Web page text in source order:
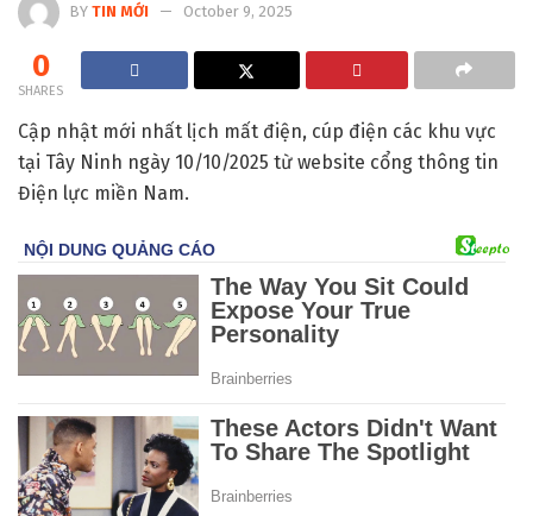
BY TIN MỚI October 9, 2025
0
SHARES
Cập nhật mới nhất lịch mất điện, cúp điện các khu vực
tại Tây Ninh ngày 10/10/2025 từ website cổng thông tin
Điện lực miền Nam.